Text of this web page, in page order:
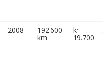
2008
192.600
km
kr
19.700